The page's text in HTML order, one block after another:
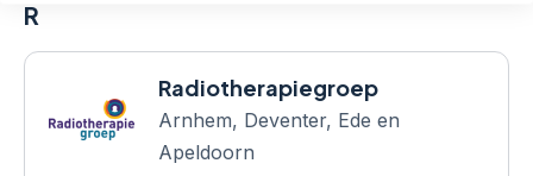
R
Radiotherapiegroep
Arnhem, Deventer, Ede en
Apeldoorn